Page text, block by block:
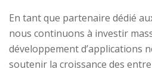
En tant que partenaire dédié
nous continuons à investir
développement d’applications
soutenir la croissance des